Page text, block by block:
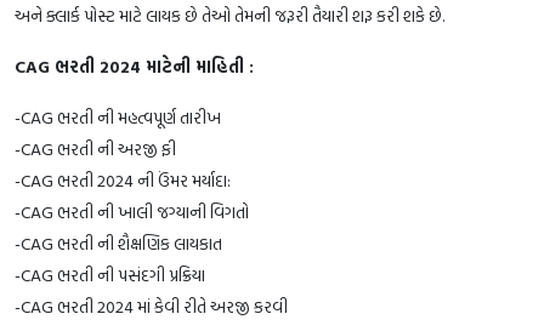
અને ક્લાર્ક પોસ્ટ માટે લાયક છે તેઓ તેમની જરૂરી તૈયારી શરૂ કરી શકે છે.
CAG ભરતી 2024 માટેની માહિતી :
-CAG ભરતી ની મહત્વપૂર્ણ તારીખ
-CAG ભરતી ની અરજી ફી
-CAG ભરતી 2024 ની ઉંમર મર્યાદા:
-CAG ભરતી ની ખાલી જગ્યાની વિગતો
-CAG ભરતી ની શૈક્ષણિક લાયકાત
-CAG ભરતી ની પસંદગી પ્રક્રિયા
-CAG ભરતી 2024 માં કેવી રીતે અરજી કરવી